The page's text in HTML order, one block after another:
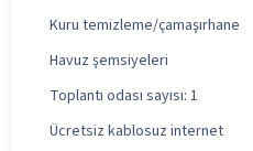
Kuru temizleme/çamaşırhane
Havuz şemsiyeleri
Toplantı odası sayısı: 1
Ücretsiz kablosuz internet